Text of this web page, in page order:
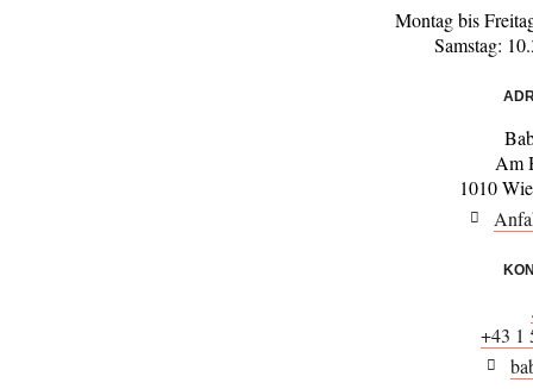
Montag bis
Samstag:
Am
1010
+43 1